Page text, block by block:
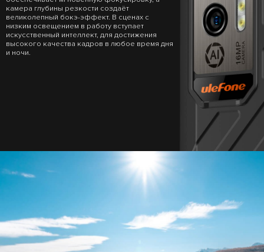
камера глубины резкости создаёт
великолепный бокэ-эффект. В сценах с
низким освещением в работу вступает
искусственный интеллект, для достижения
высокого качества кадров в любое время дня
и ночи.